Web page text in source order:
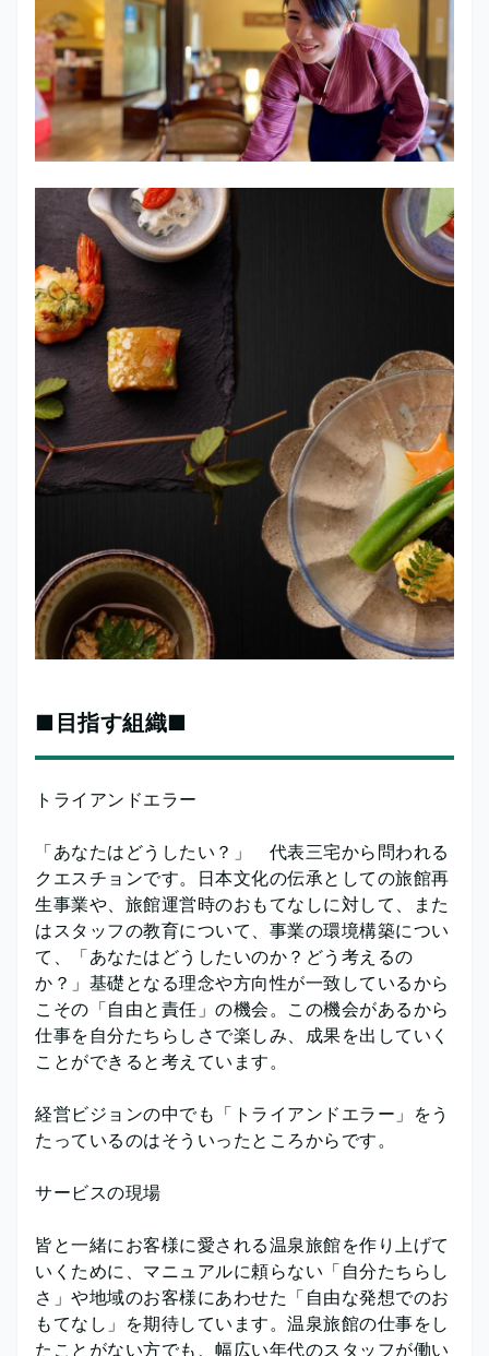
■目指す組織■
トライアンドエラー
「あなたはどうしたい？」 代表三宅から問われる
クエスチョンです。日本文化の伝承としての旅館再
生事業や、旅館運営時のおもてなしに対して、また
はスタッフの教育について、事業の環境構築につい
て、「あなたはどうしたいのか？どう考えるの
か？」基礎となる理念や方向性が一致しているから
こその「自由と責任」の機会。この機会があるから
仕事を自分たちらしさで楽しみ、成果を出していく
ことができると考えています。
経営ビジョンの中でも「トライアンドエラー」をう
たっているのはそういったところからです。
サービスの現場
皆と一緒にお客様に愛される温泉旅館を作り上げて
いくために、マニュアルに頼らない「自分たちらし
さ」や地域のお客様にあわせた「自由な発想でのお
もてなし」を期待しています。温泉旅館の仕事をし
たことがない方でも、幅広い年代のスタッフが働い